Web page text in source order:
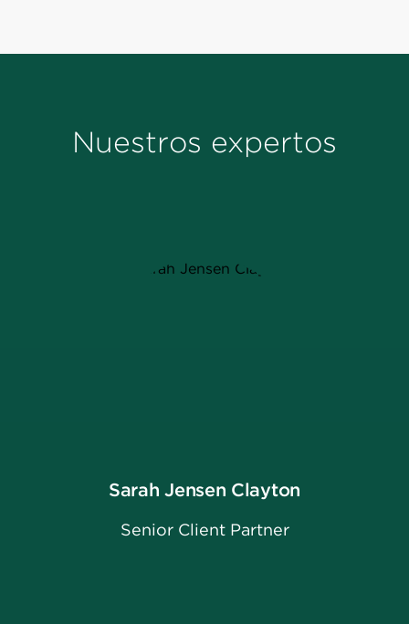
Nuestros expertos
Sarah Jensen Clayton
Senior Client Partner